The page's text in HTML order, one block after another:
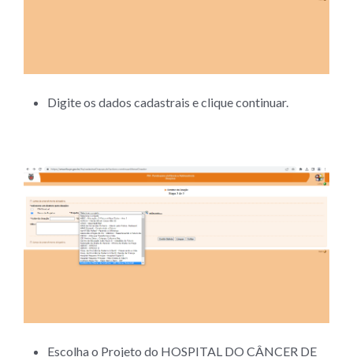
Digite os dados cadastrais e clique continuar.
Escolha o Projeto do HOSPITAL DO CÂNCER DE